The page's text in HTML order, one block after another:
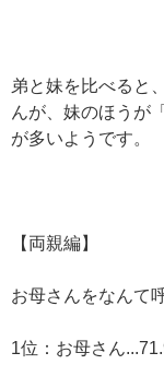
弟と妹を比べると
んが、妹のほうが
が多いようです。
【両親編】
お母さんをなんて
1位：お母さん